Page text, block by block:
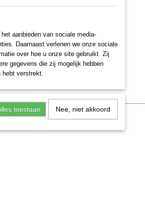
aanbieden van sociale media-
Daarnaast verlenen we onze sociale
over hoe u onze site gebruikt. Zij
gegevens die zij mogelijk hebben
hebt verstrekt.
toestaan Nee, niet akkoord